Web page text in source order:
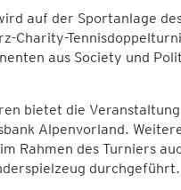
auf der Sportanlage
Charity-
aus Society und
bietet die
Alpenvorland.
Rahmen des Turniers